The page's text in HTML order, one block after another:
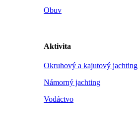
Obuv
Aktivita
Okruhový a kajutový jachting
Námorný jachting
Vodáctvo